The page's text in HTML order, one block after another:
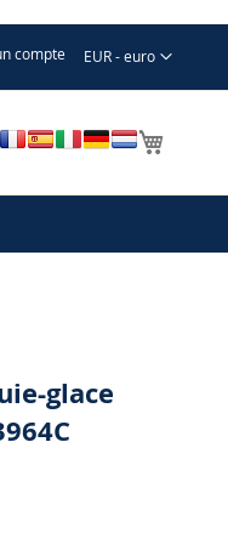
Devise
EUR - euro
compte
glace